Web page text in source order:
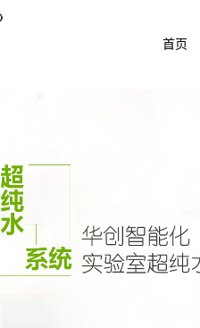
首页